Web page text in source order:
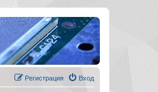
Вход
Регистрация